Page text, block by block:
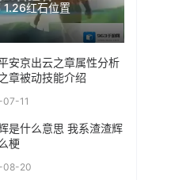
1.26红石位置
安京出云之章属性分析
章被动技能介绍
11
是什么意思 我系渣渣辉
梗
08-20